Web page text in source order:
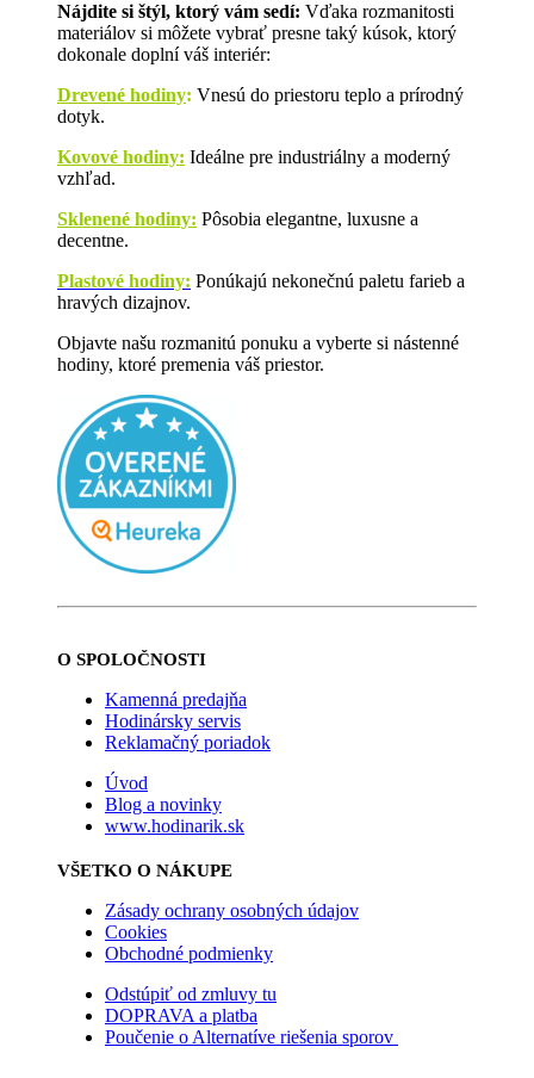
Nájdite si štýl, ktorý vám sedí: Vďaka rozmanitosti
materiálov si môžete vybrať presne taký kúsok, ktorý
dokonale doplní váš interiér:
Drevené hodiny: Vnesú do priestoru teplo a prírodný
dotyk.
Kovové hodiny: Ideálne pre industriálny a moderný
vzhľad.
Sklenené hodiny: Pôsobia elegantne, luxusne a
decentne.
Plastové hodiny: Ponúkajú nekonečnú paletu farieb a
hravých dizajnov.
Objavte našu rozmanitú ponuku a vyberte si nástenné
hodiny, ktoré premenia váš priestor.
O SPOLOČNOSTI
Kamenná predajňa
Hodinársky servis
Reklamačný poriadok
Úvod
Blog a novinky
www.hodinarik.sk
VŠETKO O NÁKUPE
Zásady ochrany osobných údajov
Cookies
Obchodné podmienky
Odstúpiť od zmluvy tu
DOPRAVA a platba
Poučenie o Alternatíve riešenia sporov